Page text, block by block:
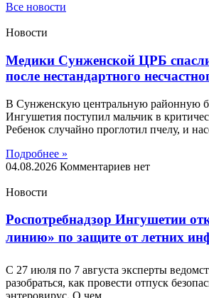
Все новости
Новости
Медики Сунженской ЦРБ
после нестандартного
В Сунженскую центральную районную
Ингушетия поступил мальчик в
Ребенок случайно проглотил пчелу, и
Подробнее »
04.08.2026 Комментариев нет
Новости
Роспотребнадзор Ингушетии
линию» по защите от летних
С 27 июля по 7 августа эксперты
разобраться, как провести отпуск